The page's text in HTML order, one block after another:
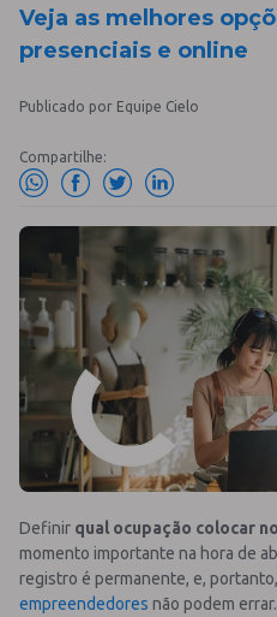
Veja as melhores
presenciais e online
Publicado por Equipe Cielo
Compartilhe:
Definir qual ocupação colocar
momento importante na hora de
registro é permanente, e,
empreendedores não podem errar.